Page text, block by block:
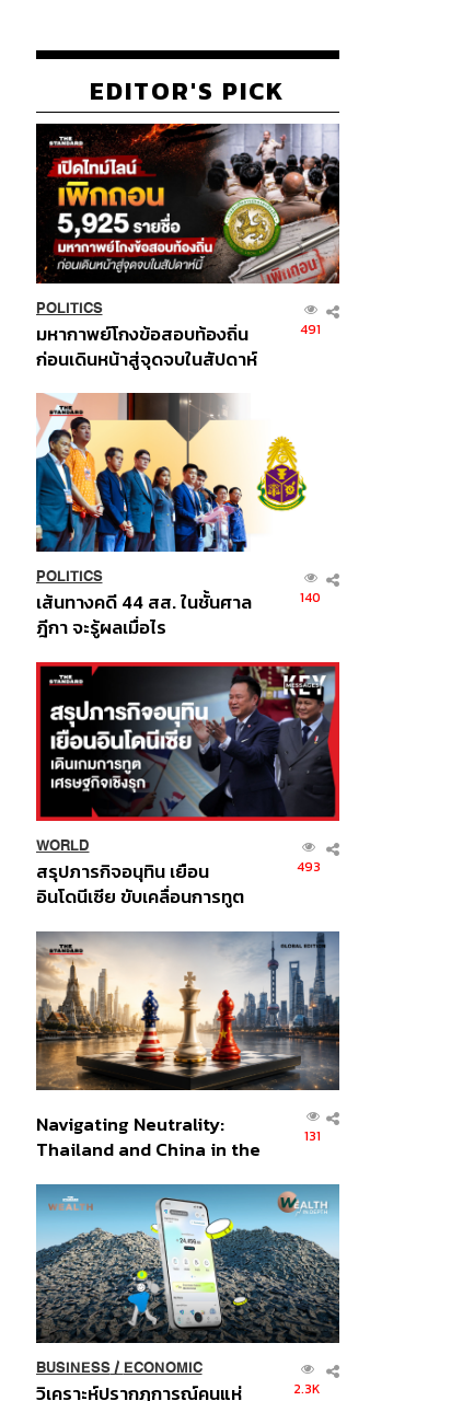
EDITOR'S PICK
POLITICS
มหากาพย์โกงข้อสอบท้องถิ่น
ก่อนเดินหน้าสู่จุดจบในสัปดาห์
491
POLITICS
เส้นทางคดี 44 สส. ในชั้นศาล
ฎีกา จะรู้ผลเมื่อไร
140
WORLD
สรุปภารกิจอนุทิน เยือน
อินโดนีเซีย ขับเคลื่อนการทูต
ส่วนยุทธศาสตร์ไทย –
อินโดนีเซีย
493
Navigating Neutrality:
Thailand and China in the
Order
131
BUSINESS/ ECONOMIC
วิเคราะห์ปรากฏการณ์คนแห่ 2.3K